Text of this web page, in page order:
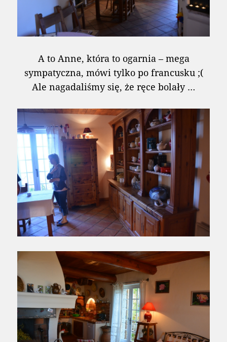
A to Anne, która to ogarnia – mega
sympatyczna, mówi tylko po francusku ;(
Ale nagadaliśmy się, że ręce bolały …